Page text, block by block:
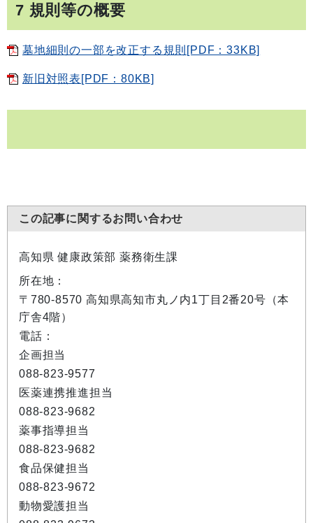
7 規則等の概要
墓地細則の一部を改正する規則[PDF：33KB]
新旧対照表[PDF：80KB]
この記事に関するお問い合わせ
高知県 健康政策部 薬務衛生課
所在地：
〒780-8570 高知県高知市丸ノ内1丁目2番20号（本
庁舎4階）
電話：
企画担当
088-823-9577
医薬連携推進担当
088-823-9682
薬事指導担当
088-823-9682
食品保健担当
088-823-9672
動物愛護担当